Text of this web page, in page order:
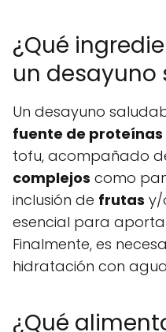
¿Qué
un desayuno
Un desayuno
fuente de proteínas
tofu, acompañado
complejos como
inclusión de frutas y/
esencial para
Finalmente, es
hidratación con
¿Qué